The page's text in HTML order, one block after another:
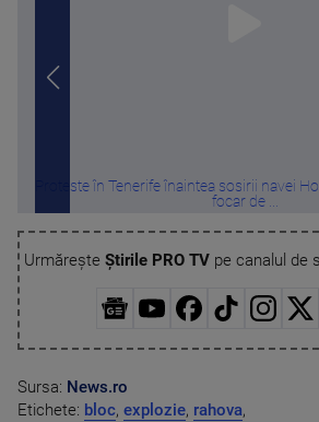
Proteste în Tenerife înaintea sosirii navei
focar de ...
Urmărește Știrile PRO TVpe canalul de
Sursa: News.ro
Etichete: bloc, explozie, rahova,